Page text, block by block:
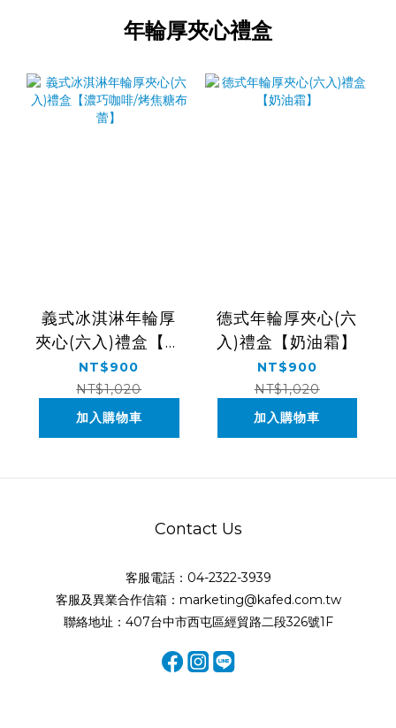
年輪厚夾心禮盒
義式冰淇淋年輪厚
夾心(六入)禮盒【濃
巧咖啡/烤焦糖布
蕾】
NT$900
NT$1,020
加入購物車
德式年輪厚夾心(六
入)禮盒【奶油霜】
NT$900
NT$1,020
加入購物車
Contact Us
客服電話：04-2322-3939
客服及異業合作信箱：marketing@kafed.com.tw
聯絡地址：407台中市西屯區經貿路二段326號1F